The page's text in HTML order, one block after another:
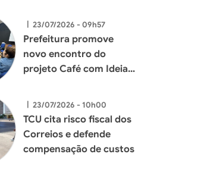
| 23/07/2026 - 09h57
Prefeitura promove
novo encontro do
projeto Café com Ideias
empresários de Xaxim
| 23/07/2026 - 10h00
TCU cita risco fiscal dos
Correios e defende
compensação de custos